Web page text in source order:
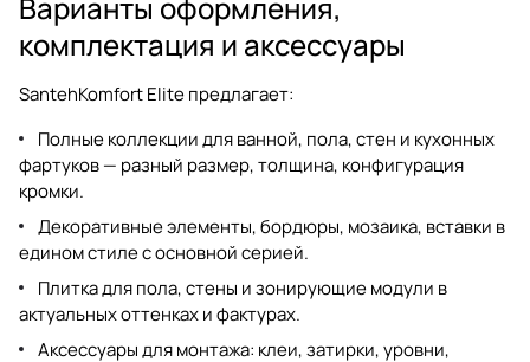
комплектация и аксессуары
SantehKomfort Elite предлагает:
Полные коллекции для ванной, пола, стен и кухонных
фартуков — разный размер, толщина, конфигурация
кромки.
Декоративные элементы, бордюры, мозаика, вставки в
едином стиле с основной серией.
Плитка для пола, стены и зонирующие модули в
актуальных оттенках и фактурах.
Аксессуары для монтажа: клеи, затирки, уровни,